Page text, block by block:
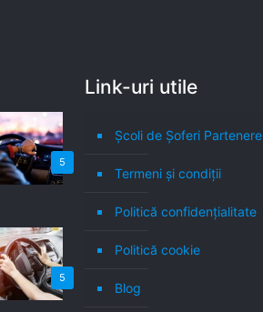
5
5
Link-uri utile
Școli de Șoferi Partenere
Termeni şi condiţii
Politică confidenţialitate
Politică cookie
Blog